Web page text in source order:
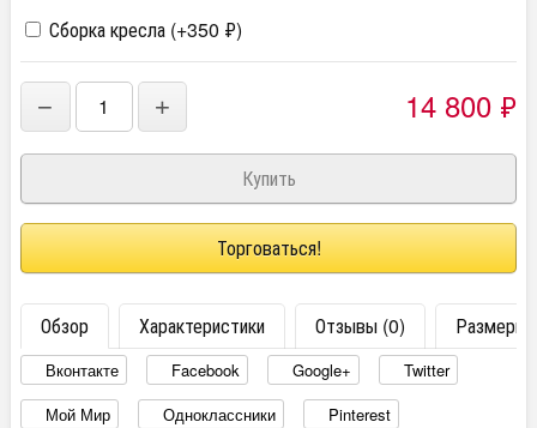
Сборка кресла (+350 ₽)
− + 14 800 ₽
Торговаться!
Обзор Характеристики Отзывы (0) Размеры
Вконтакте Facebook Google+
Twitter
Мой Мир
Одноклассники Pinterest